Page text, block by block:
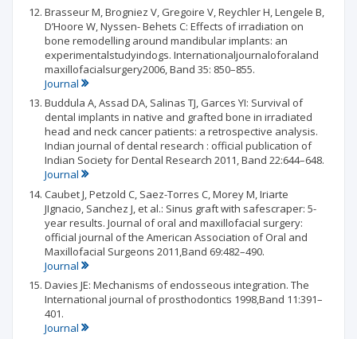
Brasseur M, Brogniez V, Gregoire V, Reychler H, Lengele B,
D’Hoore W, Nyssen- Behets C: Effects of irradiation on
bone remodelling around mandibular implants: an
experimentalstudyindogs. Internationaljournaloforaland
maxillofacialsurgery2006, Band 35: 850–855.
Journal
Buddula A, Assad DA, Salinas TJ, Garces YI: Survival of
dental implants in native and grafted bone in irradiated
head and neck cancer patients: a retrospective analysis.
Indian journal of dental research : official publication of
Indian Society for Dental Research 2011, Band 22:644–648.
Journal
Caubet J, Petzold C, Saez-Torres C, Morey M, Iriarte
JIgnacio, Sanchez J, et al.: Sinus graft with safescraper: 5-
year results. Journal of oral and maxillofacial surgery:
official journal of the American Association of Oral and
Maxillofacial Surgeons 2011,Band 69:482–490.
Journal
Davies JE: Mechanisms of endosseous integration. The
International journal of prosthodontics 1998,Band 11:391–
401.
Journal